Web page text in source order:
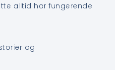
alltid har fungerende
og